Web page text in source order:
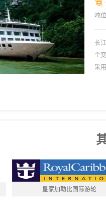
吨位
长
个
采
皇家加勒比国际游轮